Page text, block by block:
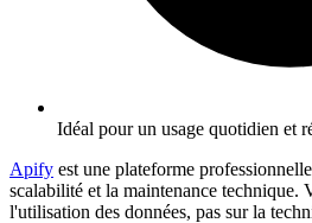
Idéal pour un usage quotidien et
Apify est une plateforme
scalabilité et la maintenance technique.
l'utilisation des données, pas sur la